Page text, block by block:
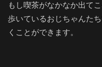
もし喫茶がなかなか出て
歩いているおじちゃんた
くことができます。